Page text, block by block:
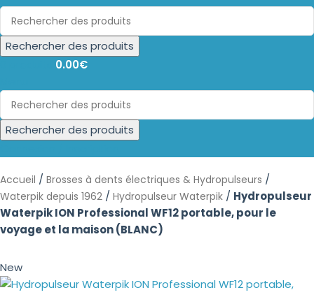
Rechercher des produits
0.00€
Rechercher des produits
Accueil / Brosses à dents électriques & Hydropulseurs /
Waterpik depuis 1962 / Hydropulseur Waterpik / Hydropulseur
Waterpik ION Professional WF12 portable, pour le
voyage et la maison (BLANC)
New